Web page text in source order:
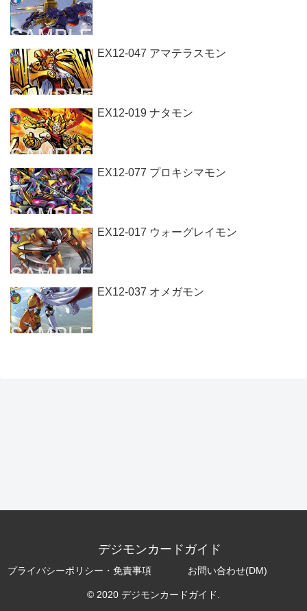
EX12-047 アマテラスモン
EX12-019 ナタモン
EX12-077 プロキシマモン
EX12-017 ウォーグレイモン
EX12-037 オメガモン
デジモンカードガイド
プライバシーポリシー・免責事項 お問い合わせ(DM)
© 2020 デジモンカードガイド.